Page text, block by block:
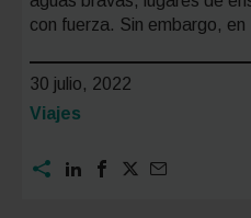
con fuerza. Sin embargo,
30 julio, 2022
Categoría:
Viajes